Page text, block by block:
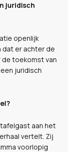
juridisch
openlijk
dat er achter de
toekomst van
juridisch
tafelgast aan het
vertelt. Zij
voorlopig